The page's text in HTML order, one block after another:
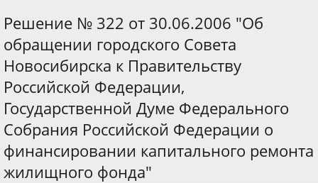
Решение № 322 от 30.06.2006 "Об
обращении городского Совета
Новосибирска к Правительству
Российской Федерации,
Государственной Думе Федерального
Собрания Российской Федерации о
финансировании капитального ремонта
жилищного фонда"